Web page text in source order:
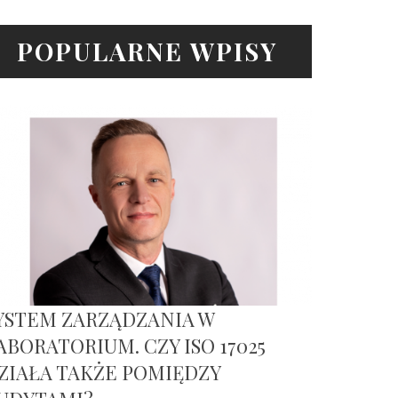
POPULARNE WPISY
ZARZĄDZANIA W
CZY ISO 17025
TAKŻE POMIĘDZY